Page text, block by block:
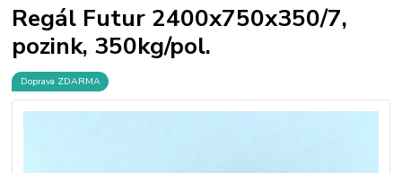
Regál Futur 2400x750x350/7,
pozink, 350kg/pol.
Doprava ZDARMA